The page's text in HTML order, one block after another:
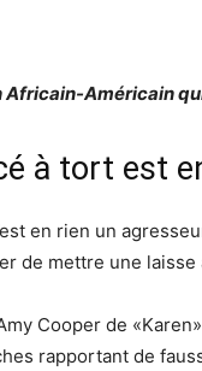
Africain-Américain
à tort est
en rien un
de mettre une laisse
Cooper de
rapportant de